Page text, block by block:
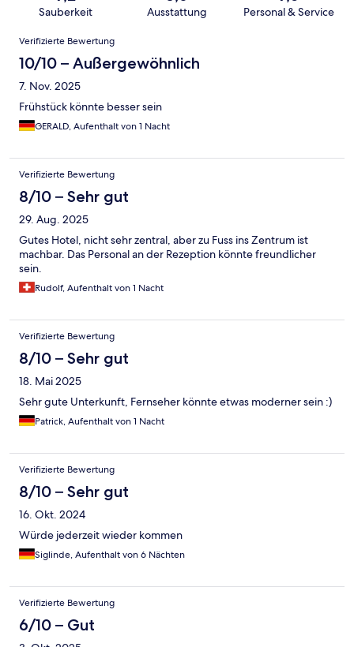
Sauberkeit Ausstattung Personal & Service
Bewertungen
Verifizierte Bewertung
10/10 – Außergewöhnlich
7. Nov. 2025
Frühstück könnte besser sein
GERALD, Aufenthalt von 1 Nacht
Verifizierte Bewertung
8/10 – Sehr gut
29. Aug. 2025
Gutes Hotel, nicht sehr zentral, aber zu Fuss ins Zentrum ist
machbar. Das Personal an der Rezeption könnte freundlicher
sein.
Rudolf, Aufenthalt von 1 Nacht
Verifizierte Bewertung
8/10 – Sehr gut
18. Mai 2025
Sehr gute Unterkunft, Fernseher könnte etwas moderner sein :)
Patrick, Aufenthalt von 1 Nacht
Verifizierte Bewertung
8/10 – Sehr gut
16. Okt. 2024
Würde jederzeit wieder kommen
Siglinde, Aufenthalt von 6 Nächten
Verifizierte Bewertung
6/10 – Gut